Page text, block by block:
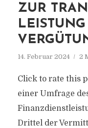
ZUR
14. Februar 2024 2
Click to rate this
einer Umfrage
Drittel der